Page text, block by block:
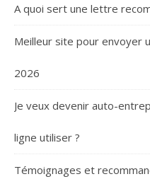
A quoi sert une lettre
Meilleur site pour envoyer
2026
Je veux devenir auto-
ligne utiliser ?
Témoignages et